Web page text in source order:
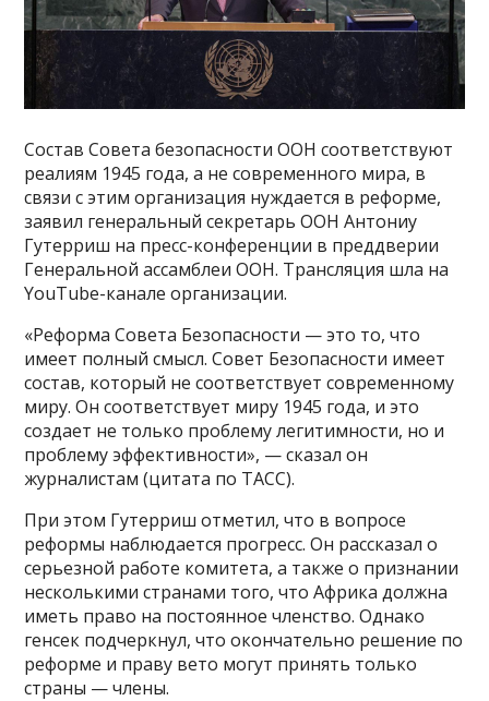
Состав Совета безопасности ООН соответствуют
реалиям 1945 года, а не современного мира, в
связи с этим организация нуждается в реформе,
заявил генеральный секретарь ООН Антониу
Гутерриш на пресс-конференции в преддверии
Генеральной ассамблеи ООН. Трансляция шла на
YouTube-канале организации.
«Реформа Совета Безопасности — это то, что
имеет полный смысл. Совет Безопасности имеет
состав, который не соответствует современному
миру. Он соответствует миру 1945 года, и это
создает не только проблему легитимности, но и
проблему эффективности», — сказал он
журналистам (цитата по ТАСС).
При этом Гутерриш отметил, что в вопросе
реформы наблюдается прогресс. Он рассказал о
серьезной работе комитета, а также о признании
несколькими странами того, что Африка должна
иметь право на постоянное членство. Однако
генсек подчеркнул, что окончательно решение по
реформе и праву вето могут принять только
страны — члены.